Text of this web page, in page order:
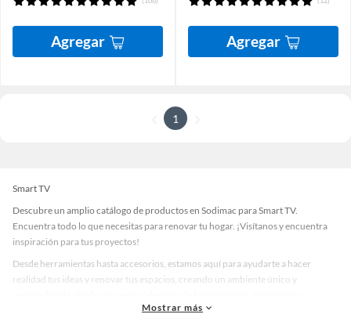
Agregar Agregar
1
Smart TV
Descubre un amplio catálogo de productos en Sodimac para Smart TV.
Encuentra todo lo que necesitas para renovar tu hogar. ¡Visítanos y encuentra
inspiración para tus proyectos!
Desde herramientas hasta accesorios, estamos aquí para ayudarte a hacer
realidad tus ideas y renovar tus espacios, creando un ambiente único y
accesorios de calidad que te ayudarán a crear un espacio más tú.
Mostrar más